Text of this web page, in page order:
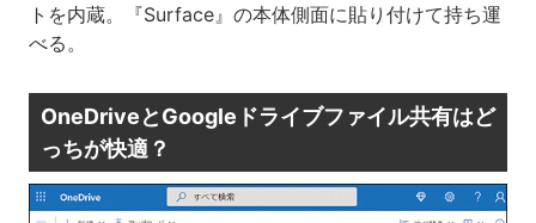
トを内蔵。『Surface』の本体側面に貼り付けて持ち運
べる。
OneDriveとGoogleドライブファイル共有はど
っちが快適？